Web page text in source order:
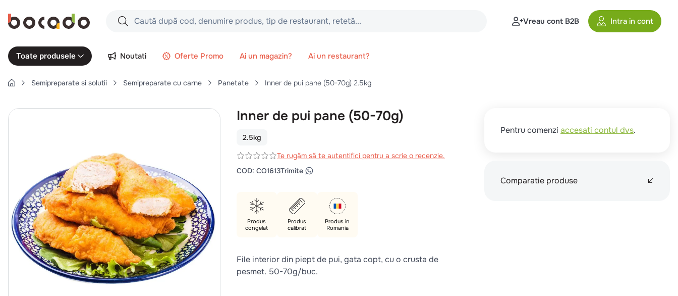
Caută după cod, denumire produs, tip de restaurant, retetă...
Căutări populare
3. pui
6. burger
7. aripi
8. ceafa
9. croissant
10. pizza
Vreau cont B2B Intra in cont
Toate produsele Noutati Oferte Promo Ai un magazin? Ai un restaurant?
Semipreparate si solutii Semipreparate cu carne Panetate Inner de pui pane (50-70g) 2.5kg
Inner de pui pane (50-70g)
2.5kg
Te rugăm să te autentifici pentru a scrie o recenzie.
COD: CO1613Trimite
Produs
congelat
Produs
calibrat
Produs in
Romania
File interior din piept de pui, gata copt, cu o crusta de
pesmet. 50-70g/buc.
Pentru comenzi accesati contul dvs.
Comparatie produse